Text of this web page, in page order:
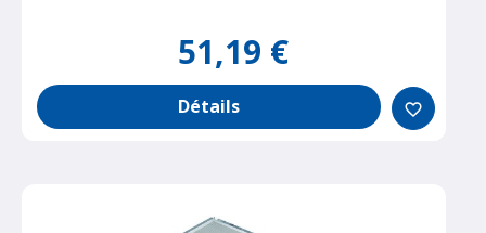
51,19 €
Détails favorite_border